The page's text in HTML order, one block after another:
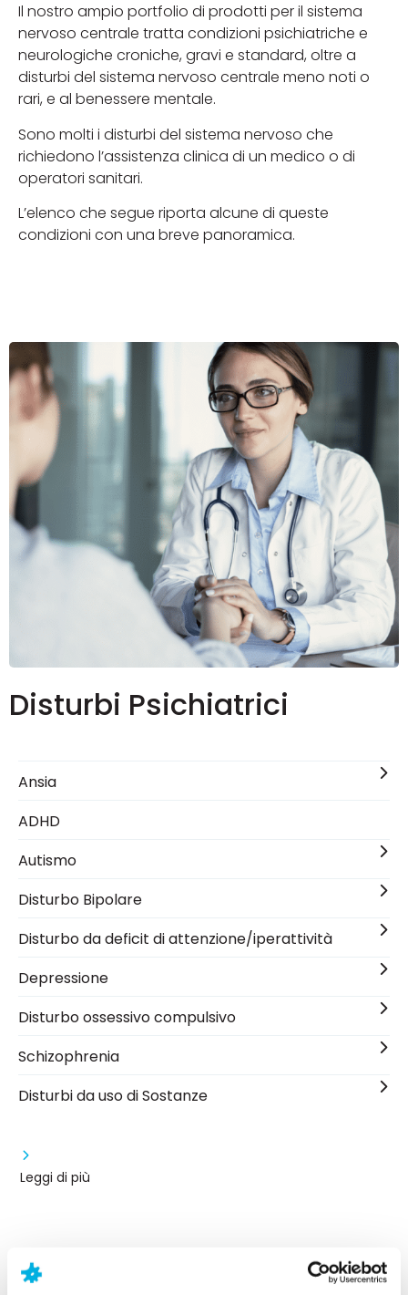
Il nostro ampio portfolio di prodotti per il sistema
nervoso centrale tratta condizioni psichiatriche e
neurologiche croniche, gravi e standard, oltre a
disturbi del sistema nervoso centrale meno noti o
rari, e al benessere mentale.
Sono molti i disturbi del sistema nervoso che
richiedono l’assistenza clinica di un medico o di
operatori sanitari.
L’elenco che segue riporta alcune di queste
condizioni con una breve panoramica.
Disturbi Psichiatrici
Ansia
ADHD
Autismo
Disturbo Bipolare
Disturbo da deficit di attenzione/iperattività
Depressione
Disturbo ossessivo compulsivo
Schizophrenia
Disturbi da uso di Sostanze
Leggi di più